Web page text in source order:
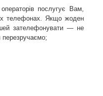
послугує Вам,
телефонах. Якщо жоден
зателефонувати — не